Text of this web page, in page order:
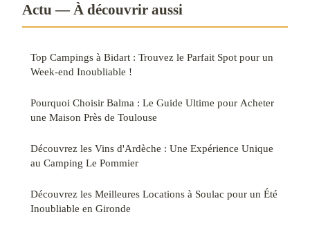
Actu — À découvrir aussi
Top Campings à Bidart : Trouvez le Parfait Spot pour un
Week-end Inoubliable !
Pourquoi Choisir Balma : Le Guide Ultime pour Acheter
une Maison Près de Toulouse
Découvrez les Vins d'Ardèche : Une Expérience Unique
au Camping Le Pommier
Découvrez les Meilleures Locations à Soulac pour un Été
Inoubliable en Gironde